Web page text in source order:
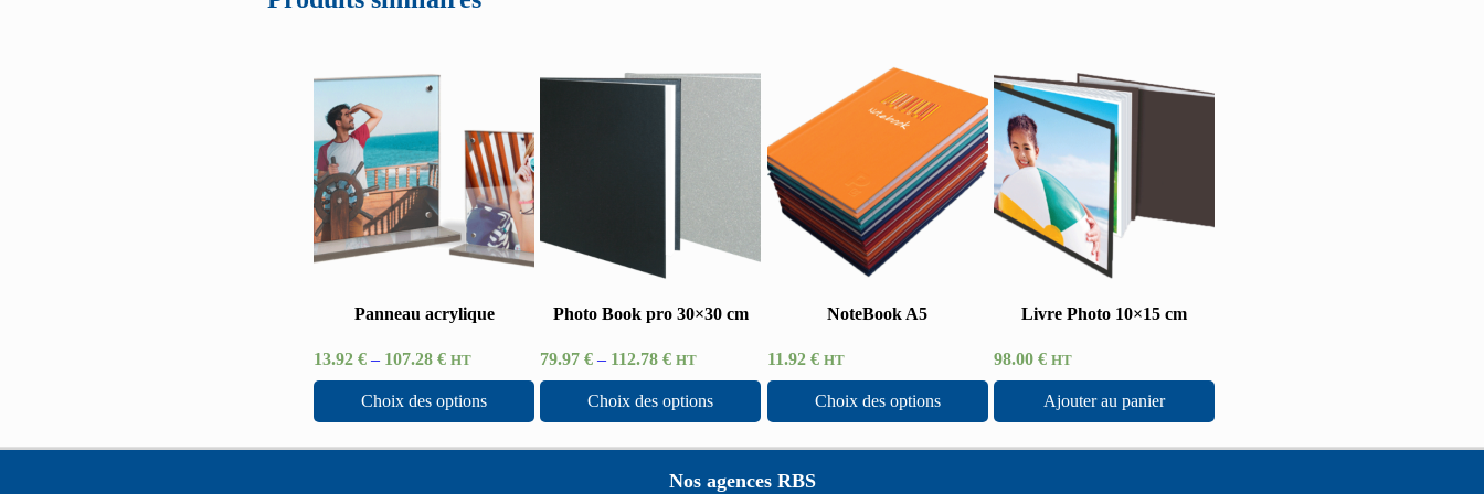
Panneau acrylique
13.92€ – 107.28€ HT
Choix des options
Photo Book pro 30×30 cm
79.97€ – 112.78€ HT
Choix des options
NoteBook A5
11.92 € HT
Choix des options
Livre Photo 10×15 cm
98.00 € HT
Ajouter au panier
Nos agences RBS